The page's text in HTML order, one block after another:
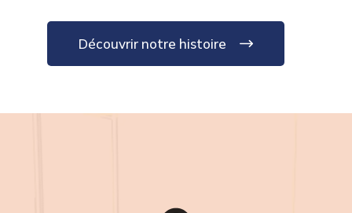
Découvrir notre histoire